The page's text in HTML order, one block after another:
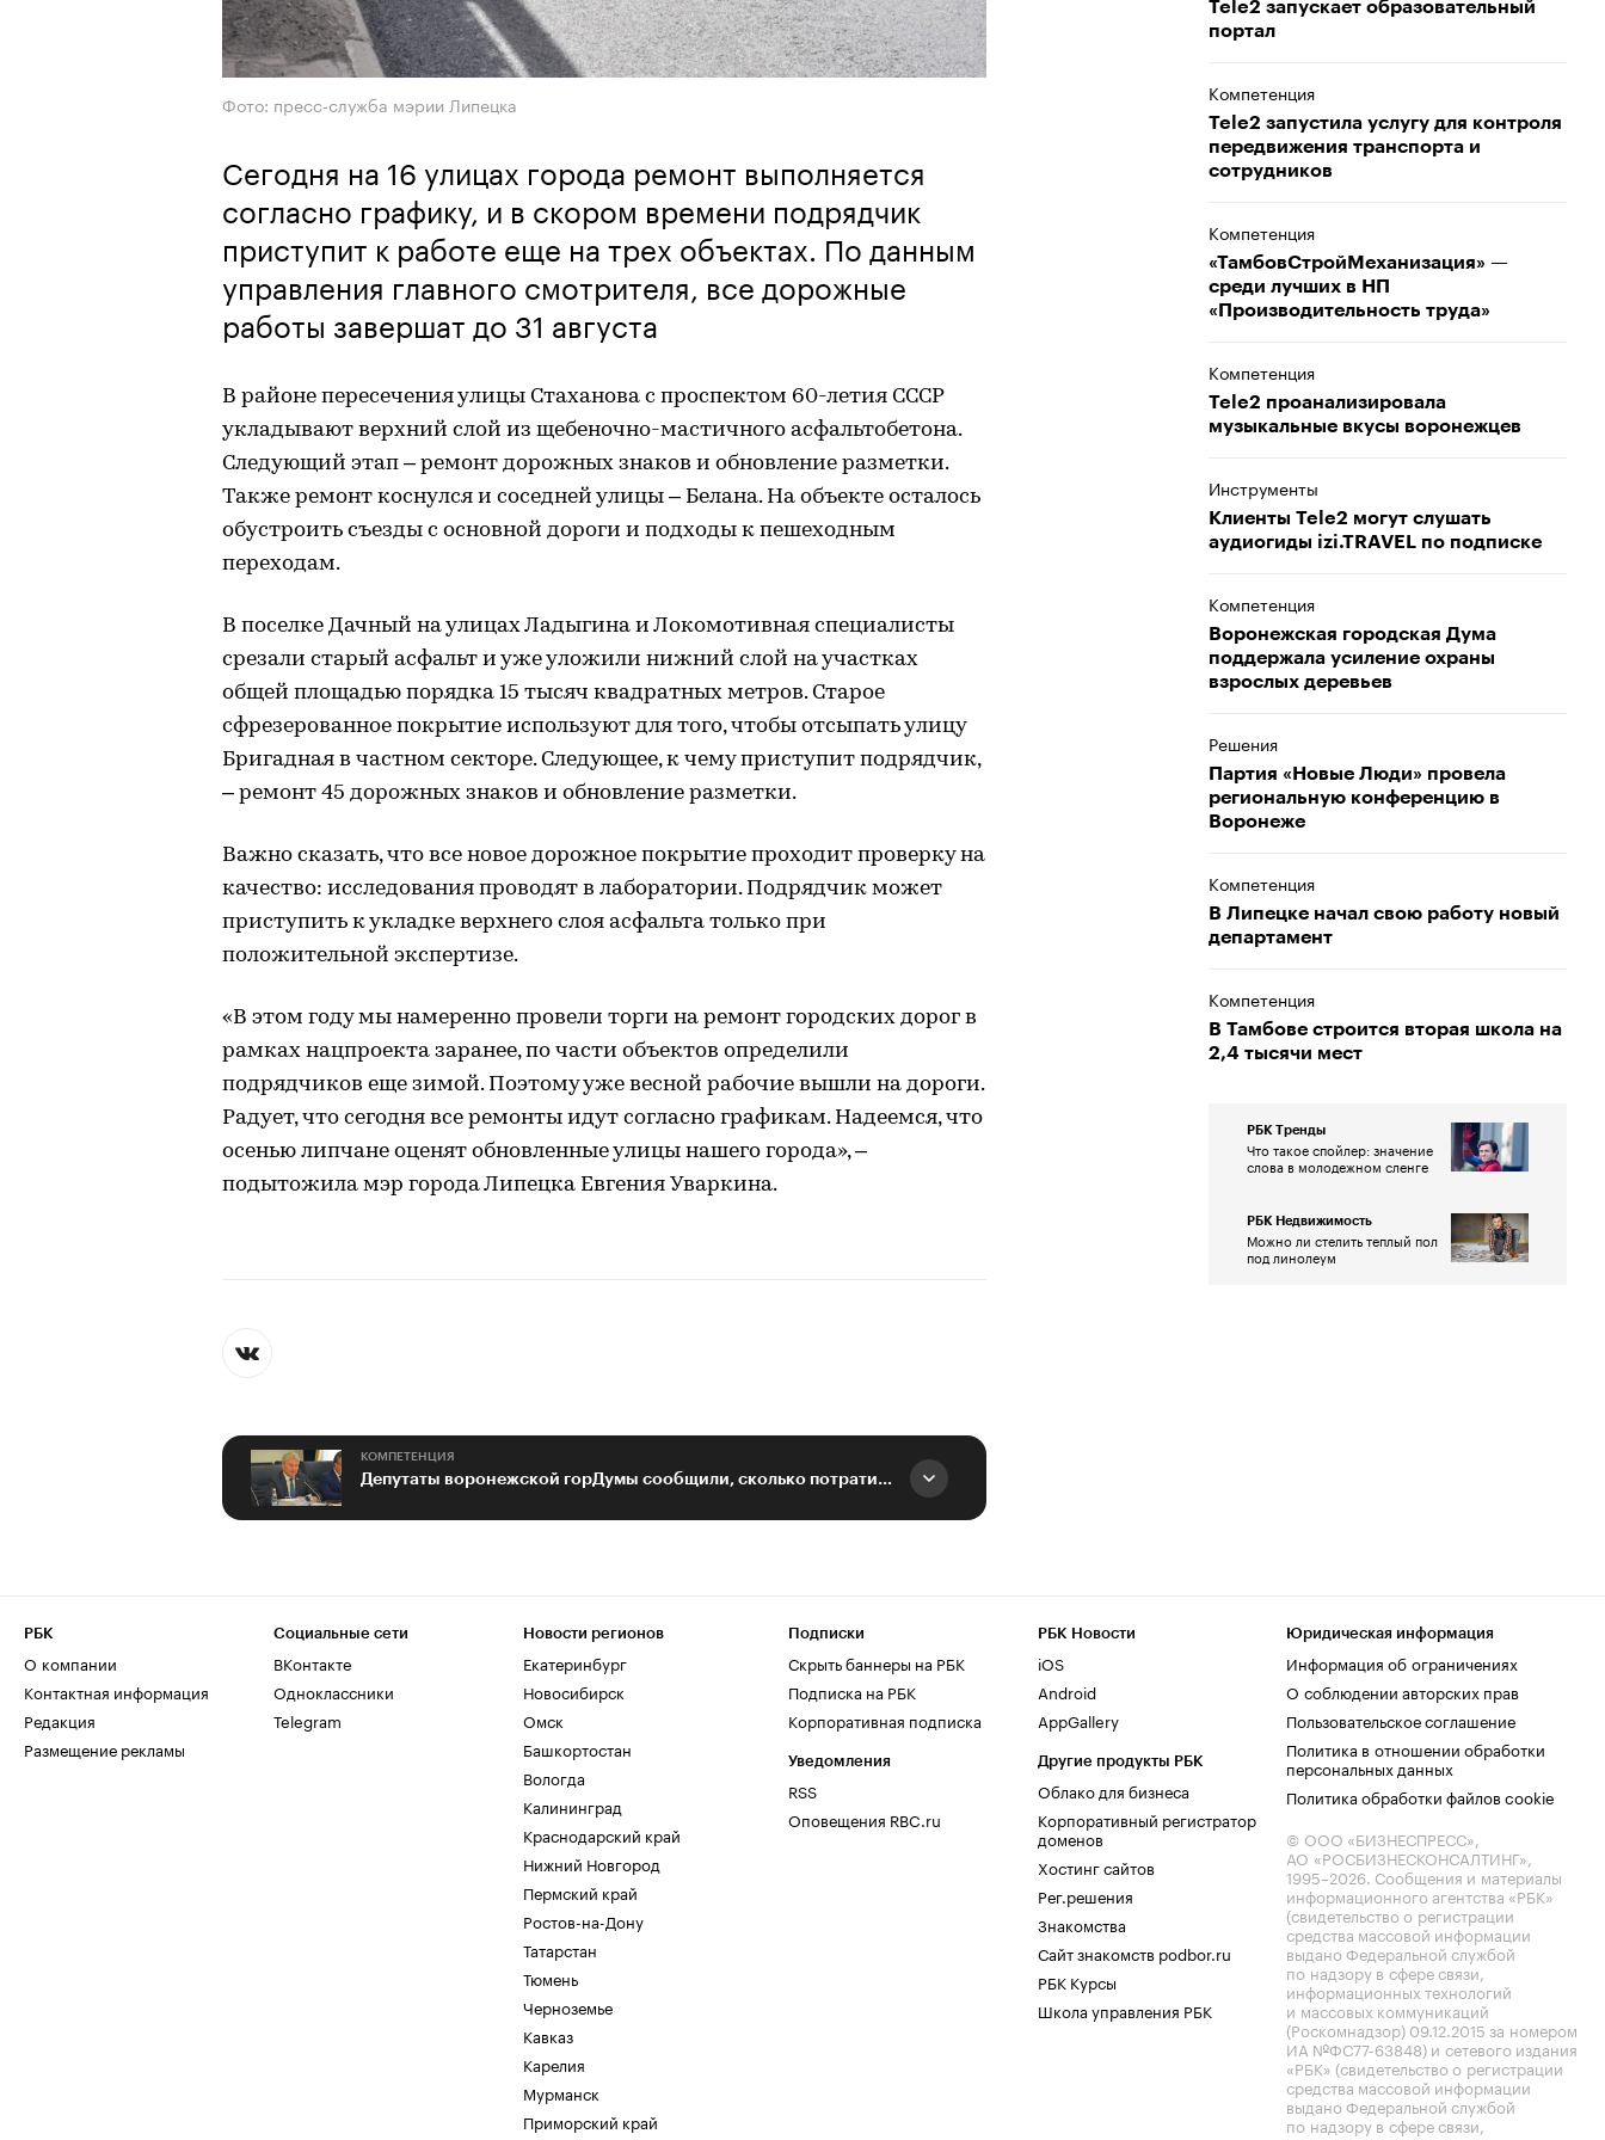
Фото: пресс-служба мэрии Липецка
Сегодня на 16 улицах города ремонт выполняется
согласно графику, и в скором времени подрядчик
приступит к работе еще на трех объектах. По данным
управления главного смотрителя, все дорожные
работы завершат до 31 августа
В районе пересечения улицы Стаханова с проспектом 60-летия СССР
укладывают верхний слой из щебеночно-мастичного асфальтобетона.
Следующий этап – ремонт дорожных знаков и обновление разметки.
Также ремонт коснулся и соседней улицы – Белана. На объекте осталось
обустроить съезды с основной дороги и подходы к пешеходным
переходам.
В поселке Дачный на улицах Ладыгина и Локомотивная специалисты
срезали старый асфальт и уже уложили нижний слой на участках
общей площадью порядка 15 тысяч квадратных метров. Старое
сфрезерованное покрытие используют для того, чтобы отсыпать улицу
Бригадная в частном секторе. Следующее, к чему приступит подрядчик,
– ремонт 45 дорожных знаков и обновление разметки.
Важно сказать, что все новое дорожное покрытие проходит проверку на
качество: исследования проводят в лаборатории. Подрядчик может
приступить к укладке верхнего слоя асфальта только при
положительной экспертизе.
«В этом году мы намеренно провели торги на ремонт городских дорог в
рамках нацпроекта заранее, по части объектов определили
подрядчиков еще зимой. Поэтому уже весной рабочие вышли на дороги.
Радует, что сегодня все ремонты идут согласно графикам. Надеемся, что
осенью липчане оценят обновленные улицы нашего города», –
подытожила мэр города Липецка Евгения Уваркина.
КОМПЕТЕНЦИЯ
Депутаты воронежской горДумы сообщили, сколько потратил город в 2020 году
Tele2 запускает образовательный
портал
Компетенция
Tele2 запустила услугу для контроля
передвижения транспорта и
сотрудников
Компетенция
«ТамбовСтройМеханизация» —
среди лучших в НП
«Производительность труда»
Компетенция
Tele2 проанализировала
музыкальные вкусы воронежцев
Инструменты
Клиенты Tele2 могут слушать
аудиогиды izi.TRAVEL по подписке
Компетенция
Воронежская городская Дума
поддержала усиление охраны
взрослых деревьев
Решения
Партия «Новые Люди» провела
региональную конференцию в
Воронеже
Компетенция
В Липецке начал свою работу новый
департамент
Компетенция
В Тамбове строится вторая школа на
2,4 тысячи мест
РБК Тренды
Что такое спойлер: значение
слова в молодежном сленге
РБК Недвижимость
Можно ли стелить теплый пол
под линолеум
РБК
О компании
Контактная информация
Редакция
Размещение рекламы
Социальные сети
ВКонтакте
Одноклассники
Telegram
Новости регионов
Екатеринбург
Новосибирск
Омск
Башкортостан
Вологда
Калининград
Краснодарский край
Нижний Новгород
Пермский край
Ростов-на-Дону
Татарстан
Тюмень
Черноземье
Кавказ
Карелия
Мурманск
Приморский край
Подписки
Скрыть баннеры на РБК
Подписка на РБК
Корпоративная подписка
Уведомления
RSS
Оповещения RBC.ru
РБК Новости
iOS
Android
AppGallery
Другие продукты РБК
Облако для бизнеса
Корпоративный регистратор
доменов
Хостинг сайтов
Рег.решения
Знакомства
Сайт знакомств podbor.ru
РБК Курсы
Школа управления РБК
Юридическая информация
Информация об ограничениях
О соблюдении авторских прав
Пользовательское соглашение
Политика в отношении обработки
персональных данных
Политика обработки файлов cookie
© ООО «БИЗНЕСПРЕСС»,
АО «РОСБИЗНЕСКОНСАЛТИНГ»,
1995–2026. Сообщения и материалы
информационного агентства «РБК»
(свидетельство о регистрации
средства массовой информации
выдано Федеральной службой
по надзору в сфере связи,
информационных технологий
и массовых коммуникаций
(Роскомнадзор) 09.12.2015 за номером
ИА №ФС77-63848) и сетевого издания
«РБК» (свидетельство о регистрации
средства массовой информации
выдано Федеральной службой
по надзору в сфере связи,